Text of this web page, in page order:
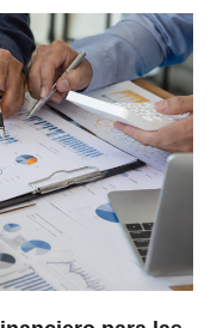
para las